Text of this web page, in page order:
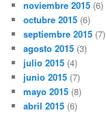
noviembre 2015 (6)
octubre 2015 (6)
septiembre 2015 (7)
agosto 2015 (3)
julio 2015 (4)
junio 2015 (7)
mayo 2015 (8)
abril 2015 (6)